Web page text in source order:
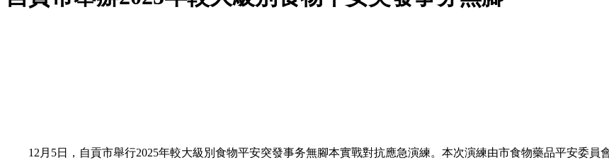
12月5日，自貢市舉行2025年較大級別食物平安突發事务無腳本實戰對抗應急演練。本次演練由市食物藥品平安委員